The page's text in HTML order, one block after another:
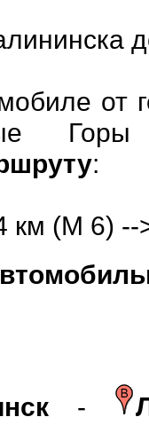
от
:
км (М 6)
-